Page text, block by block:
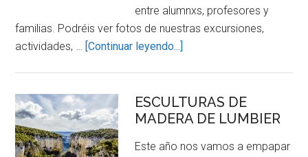
entre alumnxs, profesores y
familias. Podréis ver fotos de nuestras excursiones,
actividades, … [Continuar leyendo...]
ESCULTURAS DE
MADERA DE LUMBIER
Este año nos vamos a empapar